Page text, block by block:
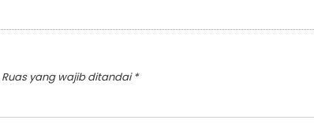
Ruas yang wajib ditandai*